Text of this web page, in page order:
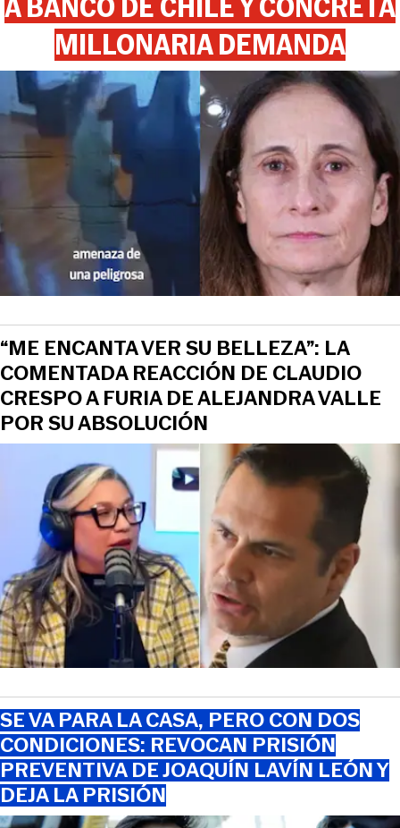
MILLONARIA DEMANDA
“ME ENCANTA VER SU BELLEZA”: LA
COMENTADA REACCIÓN DE CLAUDIO
CRESPO A FURIA DE ALEJANDRA VALLE
POR SU ABSOLUCIÓN
SE VA PARA LA CASA, PERO CON DOS
CONDICIONES: REVOCAN PRISIÓN
PREVENTIVA DE JOAQUÍN LAVÍN LEÓN Y
DEJA LA PRISIÓN